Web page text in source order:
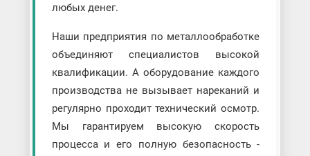
любых денег.
Наши предприятия по металлообработке
объединяют специалистов высокой
квалификации. А оборудование каждого
производства не вызывает нареканий и
регулярно проходит технический осмотр.
Мы гарантируем высокую скорость
процесса и его полную безопасность -